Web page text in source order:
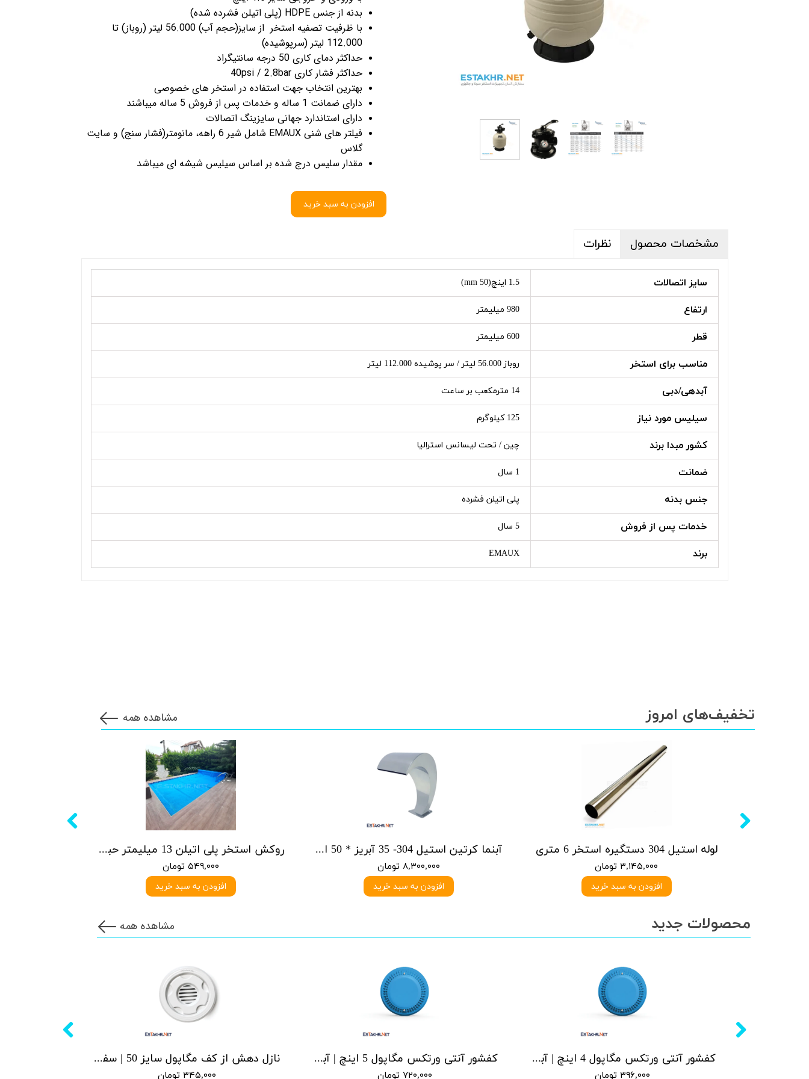
پکیج تصفیه آب استخر
تجهیزات جانبی استخر
تجهیزات جانبی جکوزی و سونا
تجهیزات ضدعفونی آب استخر
جت پمپ های جکوزی
بلوئرهای جکوزی
آبنما و فواره استخر
سیستم های تهویه استخر
هیتر های گازی و برقی سونا
کفشور و نازل استخر و جکوزی
تخت و سایبان کنار استخر
سیلیس فیلتر شنی
مخزن تعادل استخر
لوله و اتصالات
بدنه از جنس HDPE (پلی اتیلن فشرده شده)
با ظرفیت تصفیه استخر از سایز(حجم آب) 56.000 لیتر (روباز) تا
112.000 لیتر (سرپوشیده)
حداکثر دمای کاری 50 درجه سانتیگراد
حداکثر فشار کاری 40psi / 2.8bar
بهترین انتخاب جهت استفاده در استخر های خصوصی
دارای ضمانت 1 ساله و خدمات پس از فروش 5 ساله میباشند
دارای استاندارد جهانی سایزینگ اتصالات
فیلتر های شنی EMAUX شامل شیر 6 راهه، مانومتر(فشار سنج) و سایت
گلاس
مقدار سلیس درج شده بر اساس سیلیس شیشه ای میباشد
افزودن به سبد خرید
مشخصات محصول نظرات
سایز اتصالات 1.5 اینچ(50 mm)
ارتفاع 980 میلیمتر
قطر 600 میلیمتر
مناسب برای استخر روباز 56.000 لیتر / سر پوشیده 112.000 لیتر
آبدهی/دبی 14 مترمکعب بر ساعت
سیلیس مورد نیاز 125 کیلوگرم
کشور مبدا برند چین / تحت لیسانس استرالیا
ضمانت 1 سال
جنس بدنه پلی اتیلن فشرده
خدمات پس از فروش 5 سال
برند EMAUX
روکش استخر پلی اتیلن 13 میلیمتر حبابدار
۵۴۹,۰۰۰ تومان
افزودن به سبد خرید
آبنما کرتین استیل 304- 35 آبریز * 50 ارتفاع
۸,۳۰۰,۰۰۰ تومان
افزودن به سبد خرید
لوله استیل 304 دستگیره استخر 6 متری
۳,۱۴۵,۰۰۰ تومان
افزودن به سبد خرید
تخفیف‌های امروز مشاهده همه
نازل دهش از کف مگاپول سایز 50 | سفید
۳۴۵,۰۰۰ تومان
کفشور آنتی ورتکس مگاپول 5 اینچ | آبی یا سرمه ای
۷۲۰,۰۰۰ تومان
کفشور آنتی ورتکس مگاپول 4 اینچ | آبی یا سرمه ای
۳۹۶,۰۰۰ تومان
محصولات جدید مشاهده همه